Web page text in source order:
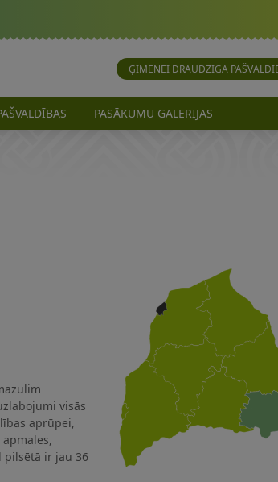
ĢIMENEI DRAUDZĪGA
PASĀKUMU GALERIJAS
visās
aprūpei,
pilsētā ir jau 36